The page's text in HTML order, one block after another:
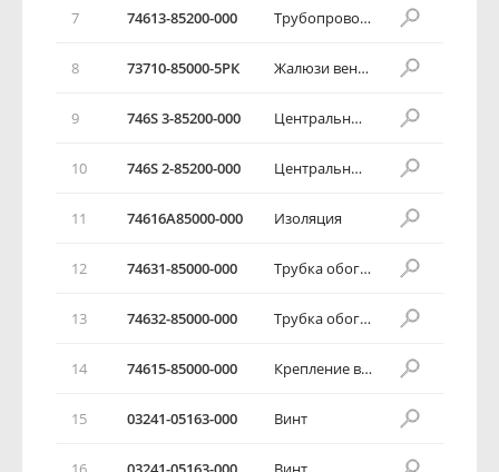
7 74613-85200-000 Трубопровод вентилятора
8 73710-85000-5РК Жалюзи вентилятора в комплекте
9 746S 3-85200-000 Центральный вентиляционный канал
10 746S 2-85200-000 Центральный вентиляционный канал
11 74616А85000-000 Изоляция
12 74631-85000-000 Трубка обогревателя
13 74632-85000-000 Трубка обогревателя
14 74615-85000-000 Крепление вентиляционной трубки
15 03241-05163-000 Винт